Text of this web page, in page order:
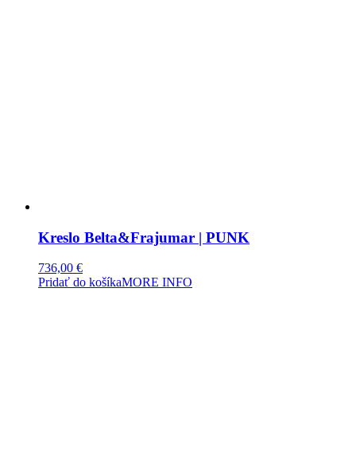
Kreslo Belta&Frajumar | PUNK
736,00 €
Pridať do košíkaMORE INFO